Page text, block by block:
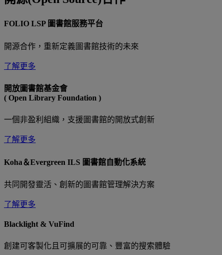
FOLIO LSP 圖書館服務平台
開源合作，重新定義圖書館技術的未來
了解更多
開放圖書館基金會
( Open Library Foundation )
一個非盈利組織，支援圖書館的開放式創新
了解更多
Koha＆Evergreen ILS 圖書館自動化系統
共同開發靈活、創新的圖書館管理解決方案
了解更多
Blacklight & VuFind
創建可客製化且可擴展的可靠、豐富的搜索體驗